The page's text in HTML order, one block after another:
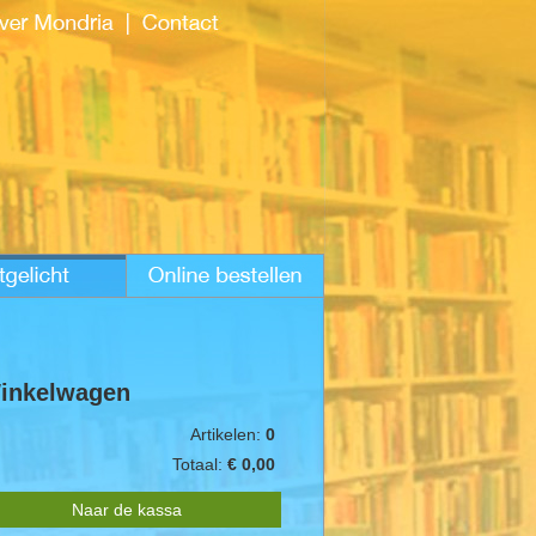
Artikelen: 0
Totaal: € 0,00
Naar de kassa